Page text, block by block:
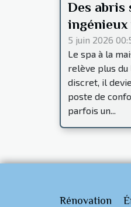
Des abris
soirées
5 juin 2026
Le spa à la
relève plus du
discret, il
poste de
parfois un...
Rénovation